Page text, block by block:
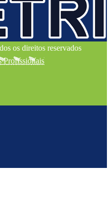
os direitos reservados
Profissionais